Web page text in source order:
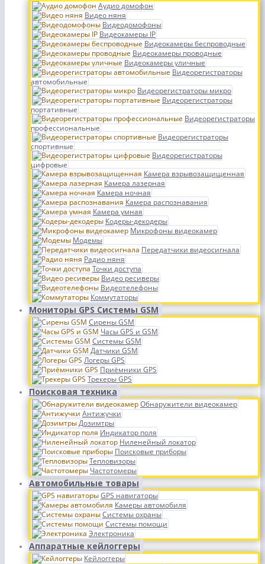
Аудио домофон
Видео няня
Видеодомофоны
Видеокамеры IP
Видеокамеры беспроводные
Видеокамеры проводные
Видеокамеры уличные
Видеорегистраторы
автомобильные
Видеорегистраторы микро
Видеорегистраторы
портативные
Видеорегистраторы
профессиональные
Видеорегистраторы
спортивные
Видеорегистраторы
цифровые
Камера взрывозащищенная
Камера лазерная
Камера ночная
Камера распознавания
Камера умная
Кодеры-декодеры
Микрофоны видеокамер
Модемы
Передатчики видеосигнала
Радио няня
Точки доступа
Видео ресиверы
Видеотелефоны
Коммутаторы
Мониторы GPS Системы GSM
Сирены GSM
Часы GPS и GSM
Системы GSM
Датчики GSM
Логеры GPS
Приёмники GPS
Трекеры GPS
Поисковая техника
Обнаружители видеокамер
Антижучки
Дозимтры
Индикатор поля
Ниленейный локатор
Поисковые приборы
Тепловизоры
Частотомеры
Автомобильные товары
GPS навигаторы
Камеры автомобиля
Системы охраны
Системы помощи
Электроника
Аппаратные кейлоггеры
Кейлоггеры